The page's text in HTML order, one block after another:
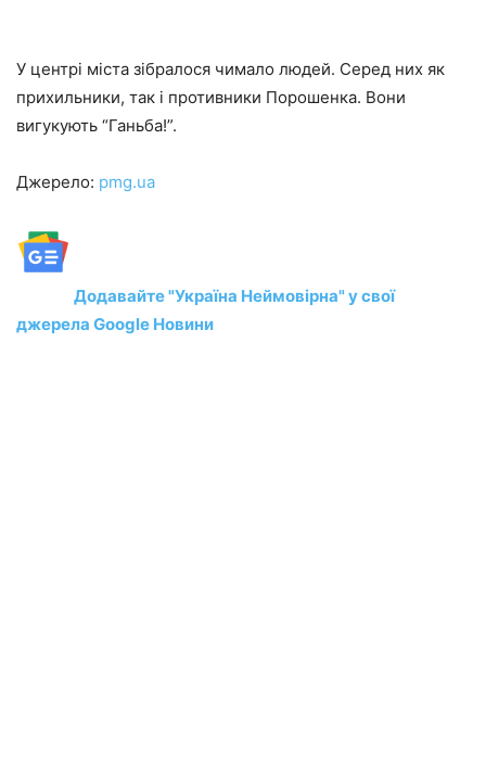
У центрі міста зібралося чимало людей. Серед них як
прихильники, так і противники Порошенка. Вони
вигукують “Ганьба!”.
Джерело: pmg.ua
Додавайте "Україна Неймовірна" у свої
джерела Google Новини